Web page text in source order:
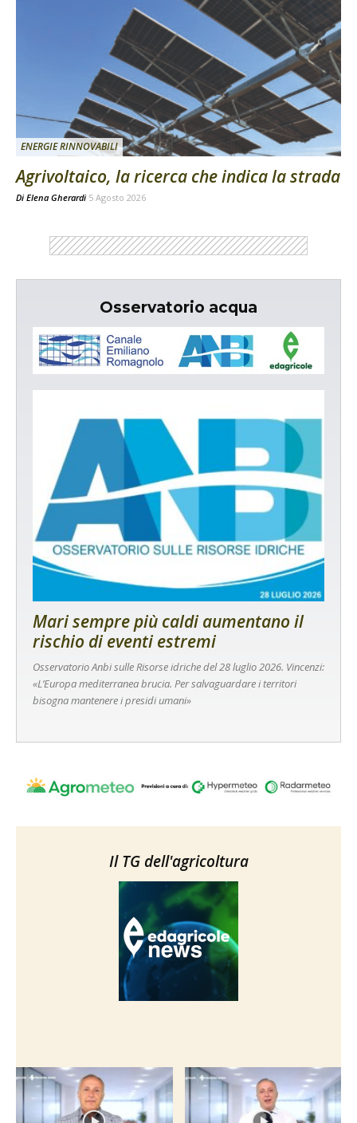
ENERGIE RINNOVABILI
Agrivoltaico, la ricerca che indica la strada
Di Elena Gherardi 5 Agosto 2026
Osservatorio acqua
Mari sempre più caldi aumentano il
rischio di eventi estremi
Osservatorio Anbi sulle Risorse idriche del 28 luglio 2026. Vincenzi:
«L’Europa mediterranea brucia. Per salvaguardare i territori
bisogna mantenere i presidi umani»
Il TG dell'agricoltura